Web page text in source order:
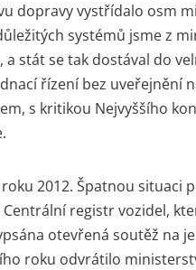
dopravy vystřídalo osm
systémů jsme z
stát se tak dostával do
řízení bez uveřejnění
s kritikou Nejvyššího
2012. Špatnou situaci
registr vozidel,
otevřená soutěž na
roku odvrátilo